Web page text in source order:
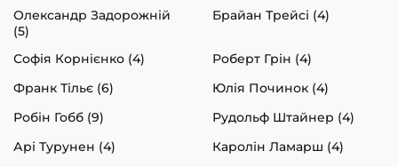
Олександр Задорожній
(5)
Брайан Трейсі (4)
Софія Корнієнко (4)
Роберт Грін (4)
Франк Тільє (6)
Юлія Починок (4)
Робін Гобб (9)
Рудольф Штайнер (4)
Арі Турунен (4)
Каролін Ламарш (4)